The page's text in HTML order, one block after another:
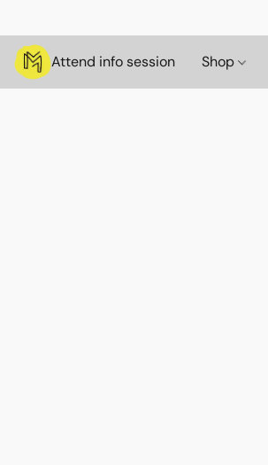
Attend info session Shop